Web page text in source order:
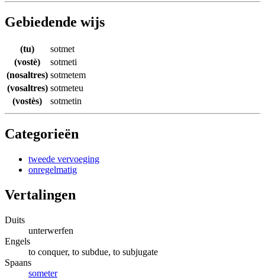
Gebiedende wijs
(tu)
sotmet
(vostè)
sotmeti
(nosaltres) sotmetem
(vosaltres) sotmeteu
(vostès)
sotmetin
Categorieën
tweede vervoeging
onregelmatig
Vertalingen
Duits
unterwerfen
Engels
to conquer, to subdue, to subjugate
Spaans
someter